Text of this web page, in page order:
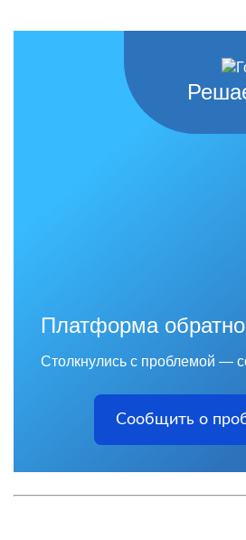
Платформа
Столкнулись с проблемой —
Сообщить о